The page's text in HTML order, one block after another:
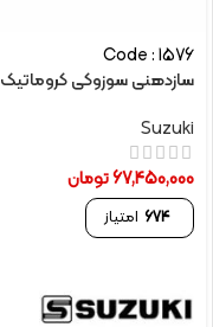
Code : 1576
سازدهنی سوزوکی کروماتیک 14 مدل SCX-56
Suzuki
67,450,000تومان
674 امتیاز